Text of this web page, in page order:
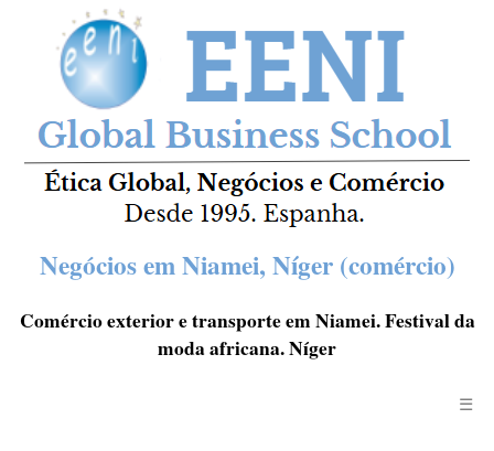
Negócios em Niamei, Níger (comércio)
Comércio exterior e transporte em Niamei. Festival da
moda africana. Níger
☰